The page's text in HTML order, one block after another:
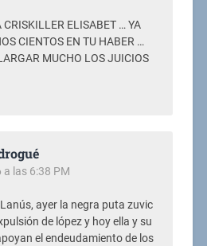
ELISABET … YA
CIENTOS EN TU HABER …
MUCHO LOS JUICIOS
las 6:38 PM
ayer la negra puta zuvic
de lópez y hoy ella y su
el endeudamiento de los